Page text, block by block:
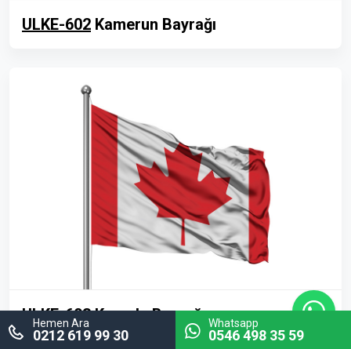
ULKE-602 Kamerun Bayrağı
ULKE-603Kanada Bayrağı
Hemen Ara
0212 619 99 30
Whatsapp
0546 498 35 59